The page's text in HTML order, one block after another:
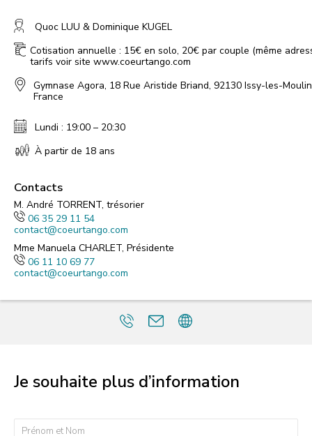
Quoc LUU & Dominique KUGEL
Cotisation annuelle : 15€ en solo, 20€ par couple (même
tarifs voir site www.coeurtango.com
Gymnase Agora, 18 Rue Aristide Briand, 92130 Issy-les-
France
Lundi : 19:00 – 20:30
À partir de 18 ans
Contacts
M. André TORRENT, trésorier
06 35 29 11 54
contact@coeurtango.com
Mme Manuela CHARLET, Présidente
06 11 10 69 77
contact@coeurtango.com
Je souhaite plus d’information